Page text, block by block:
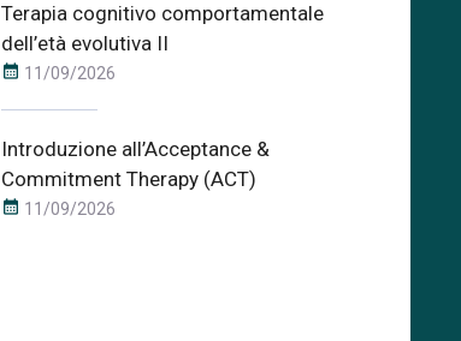
Terapia cognitivo comportamentale
dell’età evolutiva II
calendar_month 11/09/2026
Introduzione all’Acceptance &
Commitment Therapy (ACT)
calendar_month 11/09/2026